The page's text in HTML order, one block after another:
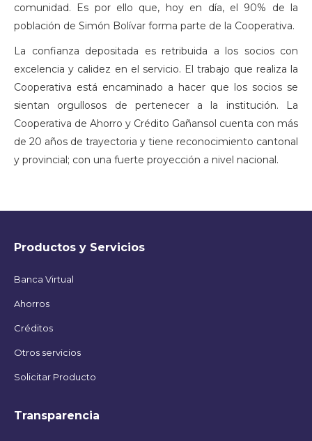
comunidad. Es por ello que, hoy en día, el 90% de la
población de Simón Bolívar forma parte de la Cooperativa.
La confianza depositada es retribuida a los socios con
excelencia y calidez en el servicio. El trabajo que realiza la
Cooperativa está encaminado a hacer que los socios se
sientan orgullosos de pertenecer a la institución. La
Cooperativa de Ahorro y Crédito Gañansol cuenta con más
de 20 años de trayectoria y tiene reconocimiento cantonal
y provincial; con una fuerte proyección a nivel nacional.
Productos y Servicios
Banca Virtual
Ahorros
Créditos
Otros servicios
Solicitar Producto
Transparencia